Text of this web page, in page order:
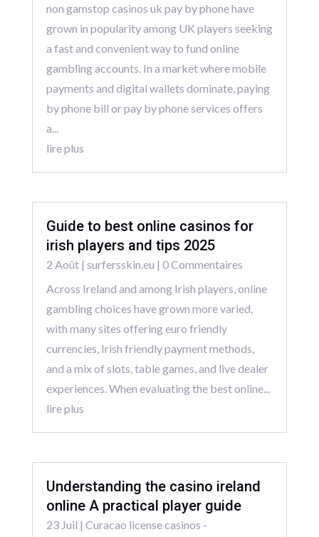
non gamstop casinos uk pay by phone have
grown in popularity among UK players seeking
a fast and convenient way to fund online
gambling accounts. In a market where mobile
payments and digital wallets dominate, paying
by phone bill or pay by phone services offers
a...
lire plus
Guide to best online casinos for
irish players and tips 2025
2 Août| surfersskin.eu | 0 Commentaires
Across Ireland and among Irish players, online
gambling choices have grown more varied,
with many sites offering euro friendly
currencies, Irish friendly payment methods,
and a mix of slots, table games, and live dealer
experiences. When evaluating the best online...
lire plus
Understanding the casino ireland
online A practical player guide
23 Juil | Curacao license casinos -